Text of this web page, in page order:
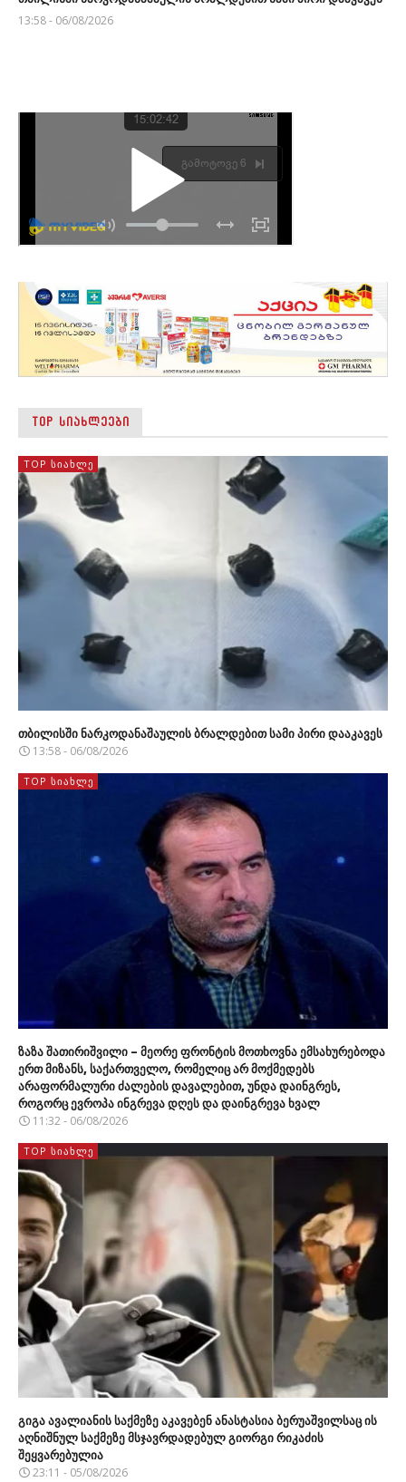
13:58 - 06/08/2026
TOP ᲡᲘᲐᲮᲚᲔᲔᲑᲘ
TOP ᲡᲘᲐᲮᲚᲔ
თბილისში ნარკოდანაშაულის ბრალდებით სამი პირი დააკავეს
13:58 - 06/08/2026
TOP ᲡᲘᲐᲮᲚᲔ
ზაზა შათირიშვილი – მეორე ფრონტის მოთხოვნა ემსახურებოდა
ერთ მიზანს, საქართველო, რომელიც არ მოქმედებს
არაფორმალური ძალების დავალებით, უნდა დაინგრეს,
როგორც ევროპა ინგრევა დღეს და დაინგრევა ხვალ
11:32 - 06/08/2026
TOP ᲡᲘᲐᲮᲚᲔ
გიგა ავალიანის საქმეზე აკავებენ ანასტასია ბერუაშვილსაც ის
აღნიშნულ საქმეზე მსჯავრდადებულ გიორგი რიკაძის
შეყვარებულია
23:11 - 05/08/2026